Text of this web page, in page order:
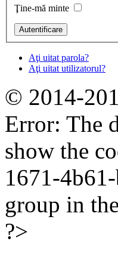
Ţine-mă minte
Aţi uitat parola?
Aţi uitat utilizatorul?
© 2014-
Error: The
show the
1671-
group in
?>